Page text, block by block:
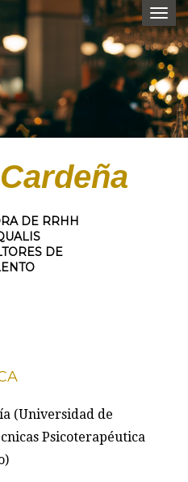
DE RRHH
DE
(Universidad de
Psicoterapéutica